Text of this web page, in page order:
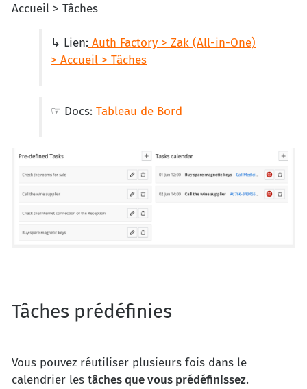
Accueil > Tâches
↳ Lien: Auth Factory > Zak (All-in-One)
> Accueil > Tâches
☞ Docs: Tableau de Bord
Tâches prédéfinies
Vous pouvez réutiliser plusieurs fois dans le
calendrier les tâches que vous prédéfinissez.